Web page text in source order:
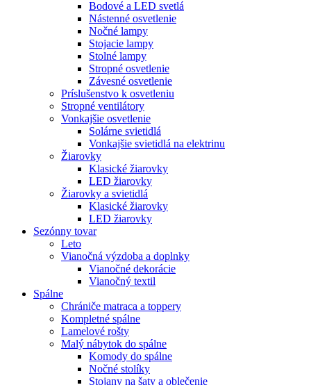
Bodové a LED svetlá
Nástenné osvetlenie
Nočné lampy
Stojacie lampy
Stolné lampy
Stropné osvetlenie
Závesné osvetlenie
Príslušenstvo k osvetleniu
Stropné ventilátory
Vonkajšie osvetlenie
Solárne svietidlá
Vonkajšie svietidlá na elektrinu
Žiarovky
Klasické žiarovky
LED žiarovky
Žiarovky a svietidlá
Klasické žiarovky
LED žiarovky
Sezónny tovar
Leto
Vianočná výzdoba a doplnky
Vianočné dekorácie
Vianočný textil
Spálne
Chrániče matraca a toppery
Kompletné spálne
Lamelové rošty
Malý nábytok do spálne
Komody do spálne
Nočné stolíky
Stojany na šaty a oblečenie